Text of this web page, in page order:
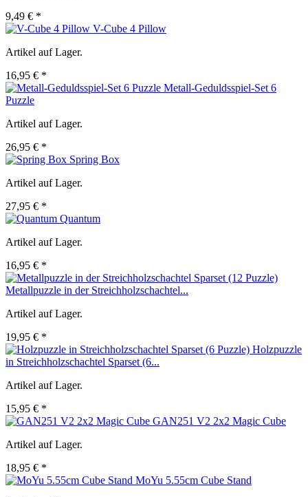
9,49 € *
V-Cube 4 Pillow
Artikel auf Lager.
16,95 € *
Metall-Geduldsspiel-Set 6
Puzzle
Artikel auf Lager.
26,95 € *
Spring Box
Artikel auf Lager.
27,95 € *
Quantum
Artikel auf Lager.
16,95 € *
Metallpuzzle in der Streichholzschachtel...
Artikel auf Lager.
19,95 € *
Holzpuzzle
in Streichholzschachtel Sparset (6...
Artikel auf Lager.
15,95 € *
GAN251 V2 2x2 Magic Cube
Artikel auf Lager.
18,95 € *
MoYu 5.55cm Cube Stand